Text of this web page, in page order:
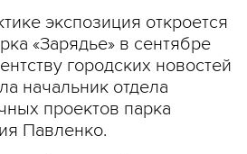
экспозиция откроется
«Зарядье» в сентябре
городских новостей
начальник отдела
проектов парка
Павленко.